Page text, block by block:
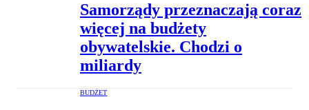
Samorządy przeznaczają coraz
więcej na budżety
obywatelskie. Chodzi o
miliardy
BUDŻET